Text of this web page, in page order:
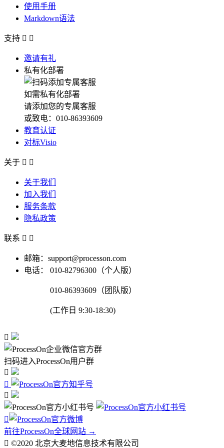
使用手册
Markdown语法
支持  
邀请有礼
私有化部署
如需私有化部署
请添加您的专属客服
或致电：010-86393609
教育认证
对标Visio
关于  
关于我们
加入我们
服务条款
隐私政策
联系  
邮箱：support@processon.com
电话：
010-82796300（个人版）
010-86393609（团队版）
(工作日 9:30-18:30)

扫码进入ProcessOn用户群




前往ProcessOn全球网站 →
 ©2020 北京大麦地信息技术有限公司